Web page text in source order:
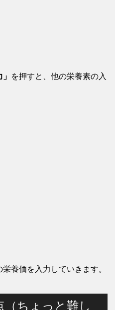
を押すと、他の栄養素の入
養価を入力していきます。
（ちょっと難し